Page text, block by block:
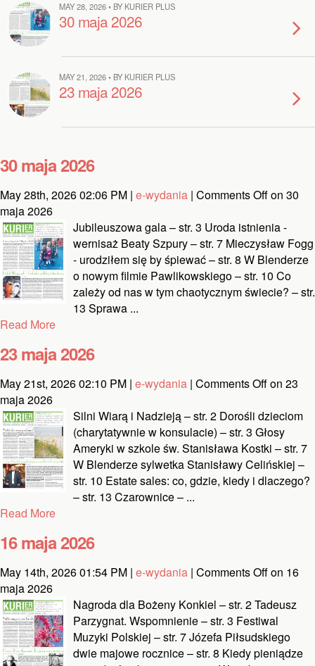
MAY 28, 2026 • BY KURIER PLUS
30 maja 2026
MAY 21, 2026 • BY KURIER PLUS
23 maja 2026
30 maja 2026
May 28th, 2026 02:06 PM | e-wydania | Comments Offon 30
maja 2026
Jubileuszowa gala – str. 3 Uroda istnienia -
wernisaż Beaty Szpury – str. 7 Mieczysław Fogg
- urodziłem się by śpiewać – str. 8 W Blenderze
o nowym filmie Pawlikowskiego – str. 10 Co
zależy od nas w tym chaotycznym świecie? – str.
13 Sprawa ...
Read More
23 maja 2026
May 21st, 2026 02:10 PM | e-wydania | Comments Offon 23
maja 2026
Silni Wiarą i Nadzieją – str. 2 Dorośli dzieciom
(charytatywnie w konsulacie) – str. 3 Głosy
Ameryki w szkole św. Stanisława Kostki – str. 7
W Blenderze sylwetka Stanisławy Celińskiej –
str. 10 Estate sales: co, gdzie, kiedy i dlaczego?
– str. 13 Czarownice – ...
Read More
16 maja 2026
May 14th, 2026 01:54 PM | e-wydania | Comments Offon 16
maja 2026
Nagroda dla Bożeny Konkiel – str. 2 Tadeusz
Parzygnat. Wspomnienie – str. 3 Festiwal
Muzyki Polskiej – str. 7 Józefa Piłsudskiego
dwie majowe rocznice – str. 8 Kiedy pieniądze